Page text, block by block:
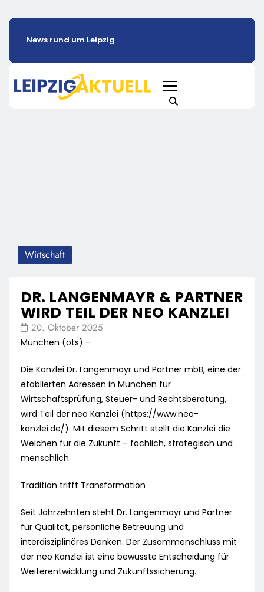
News rund um Leipzig
Wirtschaft
DR. LANGENMAYR & PARTNER
WIRD TEIL DER NEO KANZLEI
20. Oktober 2025
München (ots) –
Die Kanzlei Dr. Langenmayr und Partner mbB, eine der
etablierten Adressen in München für
Wirtschaftsprüfung, Steuer- und Rechtsberatung,
wird Teil der neo Kanzlei (https://www.neo-
kanzlei.de/). Mit diesem Schritt stellt die Kanzlei die
Weichen für die Zukunft – fachlich, strategisch und
menschlich.
Tradition trifft Transformation
Seit Jahrzehnten steht Dr. Langenmayr und Partner
für Qualität, persönliche Betreuung und
interdisziplinäres Denken. Der Zusammenschluss mit
der neo Kanzlei ist eine bewusste Entscheidung für
Weiterentwicklung und Zukunftssicherung.